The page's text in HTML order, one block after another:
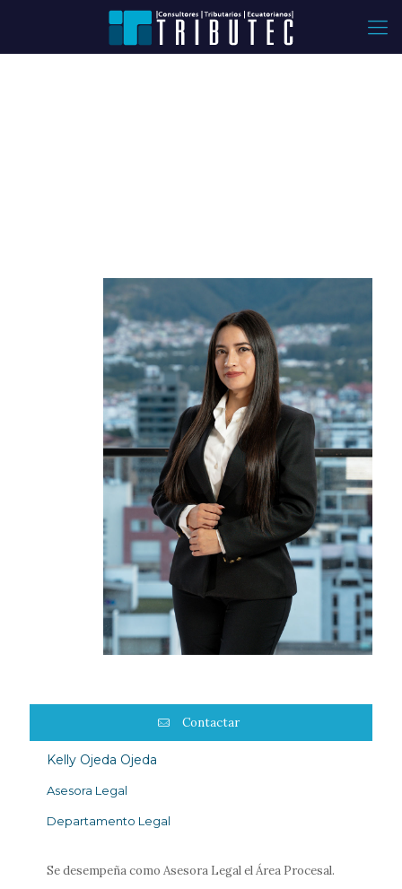
Contactar
Kelly Ojeda Ojeda
Asesora Legal
Departamento Legal
Se desempeña como Asesora Legal el Área Procesal.